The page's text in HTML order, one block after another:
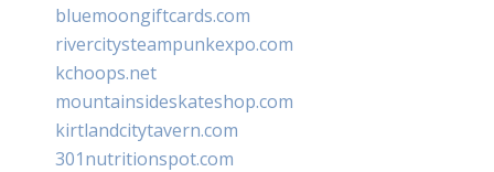
bluemoongiftcards.com
rivercitysteampunkexpo.com
kchoops.net
mountainsideskateshop.com
kirtlandcitytavern.com
301nutritionspot.com